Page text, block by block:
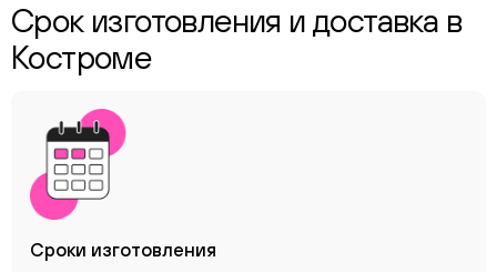
Срок изготовления и доставка в
Костроме
Сроки изготовления